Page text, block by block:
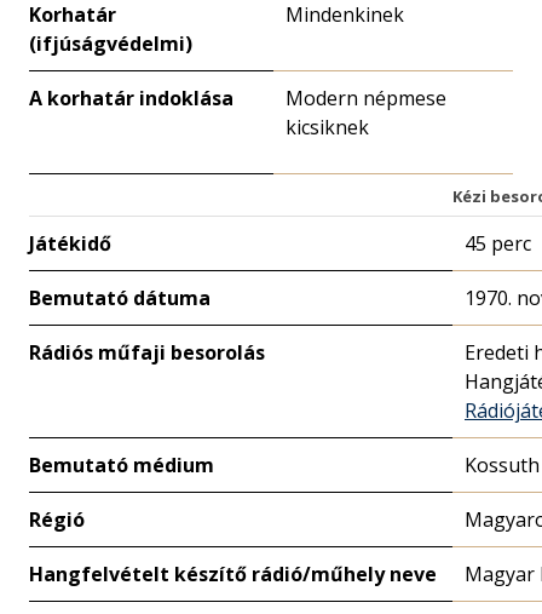
Korhatár
(ifjúságvédelmi)
Mindenkinek
A korhatár indoklása
Modern népmese
kicsiknek
Kézi
Játékidő 45 perc
Bemutató dátuma 1970.
Rádiós műfaji besorolás
Eredeti
Bemutató médium Kossuth
Régió
Hangfelvételt készítő rádió/műhely neve Magyar